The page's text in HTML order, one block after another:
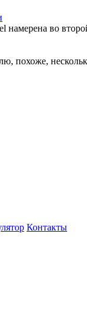
во
похоже,
Контакты